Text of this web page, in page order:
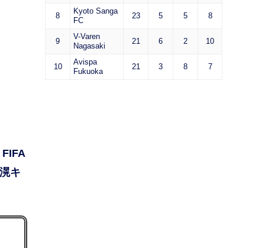
キ
8
Kyoto Sanga
FC
23 5 5 8
9
V-Varen
Nagasaki
21 6 2 10
10
Avispa
Fukuoka
21 3 8 7